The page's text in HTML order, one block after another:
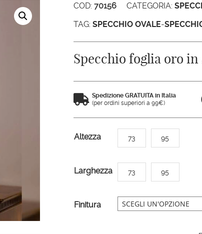
COD: 70156 CATEGORIA:
TAG: SPECCHIO OVALE-
Specchio foglia oro
 Spedizione GRATUITA in Italia
(per ordini superiori a 99€)
Altezza 73 95
Larghezza 73 95
Finitura
A
e
n